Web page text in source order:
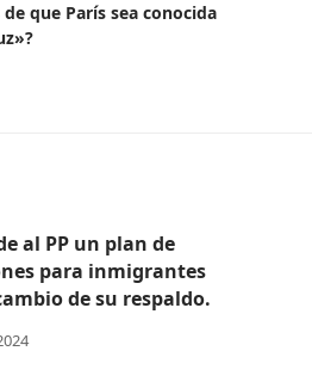
que París sea conocida
al PP un plan de
para inmigrantes
de su respaldo.